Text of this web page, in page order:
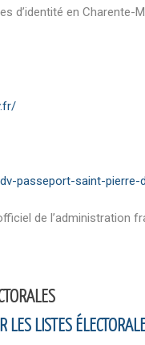
d’identité en
passeport-saint-pierre-
de l’administration
LISTES